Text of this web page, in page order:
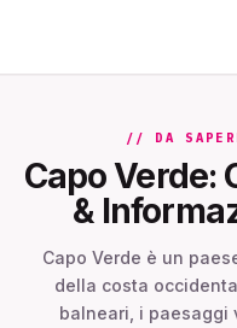
// DA
Capo Verde:
&
Capo Verde è un
della costa
balneari, i paesaggi